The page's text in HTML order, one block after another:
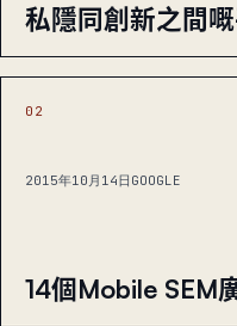
私隱同創新之間嘅
02
2015年10月14日 GOOGLE
14個Mobile SEM